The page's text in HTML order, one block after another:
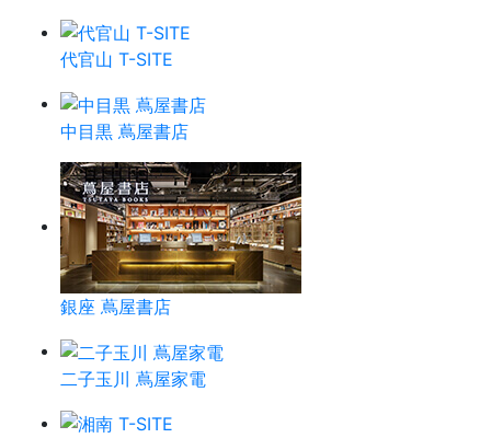
代官山 T-SITE
中目黒 蔦屋書店
銀座 蔦屋書店
二子玉川 蔦屋家電